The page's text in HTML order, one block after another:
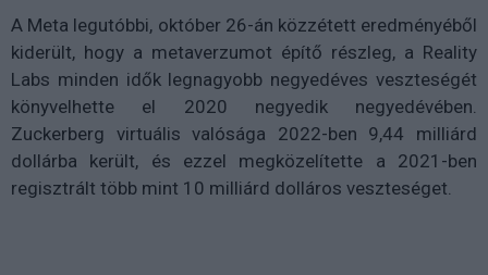
A Meta legutóbbi, október 26-án közzétett eredményéből
kiderült, hogy a metaverzumot építő részleg, a Reality
Labs minden idők legnagyobb negyedéves veszteségét
könyvelhette el 2020 negyedik negyedévében.
Zuckerberg virtuális valósága 2022-ben 9,44 milliárd
dollárba került, és ezzel megközelítette a 2021-ben
regisztrált több mint 10 milliárd dolláros veszteséget.